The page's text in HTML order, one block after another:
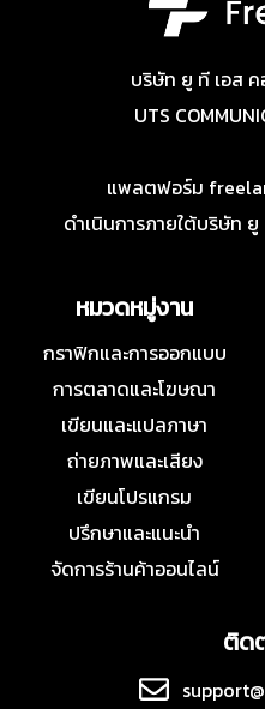
บริษัท ยู ที เอส
UTS
แพลตฟอร์ม
ดำเนินการภายใต้บริษัท
หมวดหมู่งาน
กราฟิกและการออกแบบ
การตลาดและโฆษณา
เขียนและแปลภาษา
ถ่ายภาพและเสียง
เขียนโปรแกรม
ปรึกษาและแนะนำ
จัดการร้านค้าออนไลน์
ติด